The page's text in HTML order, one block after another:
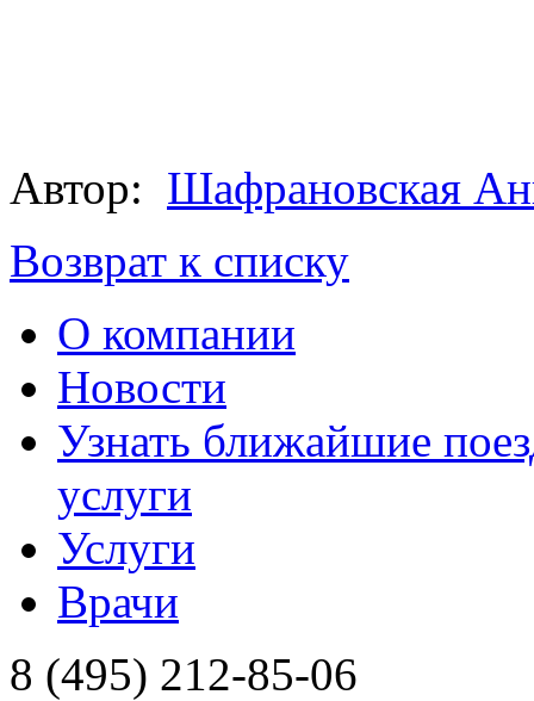
Автор: Шафрановская
Возврат к списку
О компании
Новости
Узнать ближайшие
услуги
Услуги
Врачи
8 (495) 212-85-06